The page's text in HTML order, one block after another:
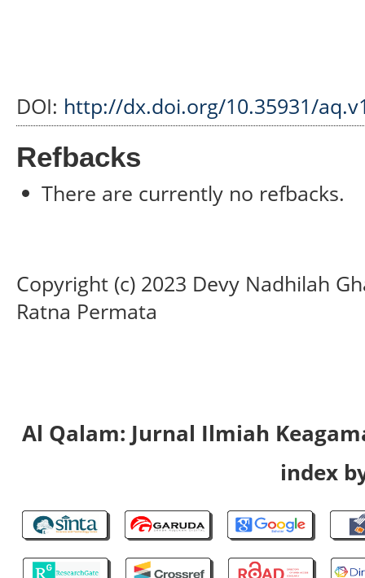
DOI: http://dx.doi.org/10.35931/
Refbacks
There are currently no refbacks.
Copyright (c) 2023 Devy Nadhilah
Ratna Permata
Al Qalam: Jurnal Ilmiah
index